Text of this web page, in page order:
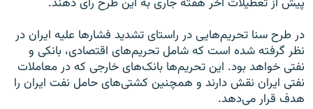
در طرح سنا تحریم‌هایی در راستای تشدید فشار‌ها علیه ایران در
نظر گرفته شده است که شامل تحریم‌های اقتصادی، بانکی و
نفتی خواهد بود. این تحریم‌ها بانک‌های خارجی که در معاملات
نفتی ایران نقش دارند و همچنین کشتی‌های حامل نفت ایران را
هدف قرار می‌دهد.